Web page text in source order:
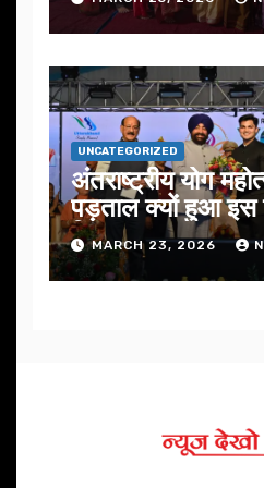
UNCATEGORIZED
अंतराष्ट्रीय योग
पड़ताल क्यों हुआ इस
निखार
MARCH 23, 2026